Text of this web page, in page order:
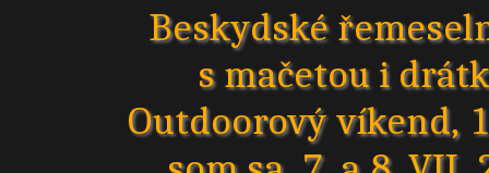
Beskydské
s mačetou i
Outdoorový víkend,